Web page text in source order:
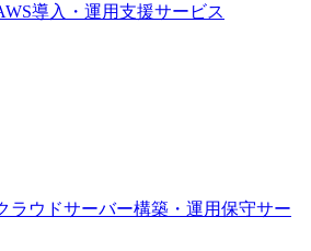
導入・運用支援サービス
ラウドサーバー構築・運用保守サー